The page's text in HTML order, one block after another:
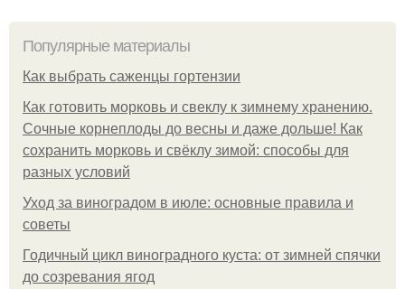
Популярные материалы
Как выбрать саженцы гортензии
Как готовить морковь и свеклу к зимнему хранению.
Сочные корнеплоды до весны и даже дольше! Как
сохранить морковь и свёклу зимой: способы для
разных условий
Уход за виноградом в июле: основные правила и
советы
Годичный цикл виноградного куста: от зимней спячки
до созревания ягод